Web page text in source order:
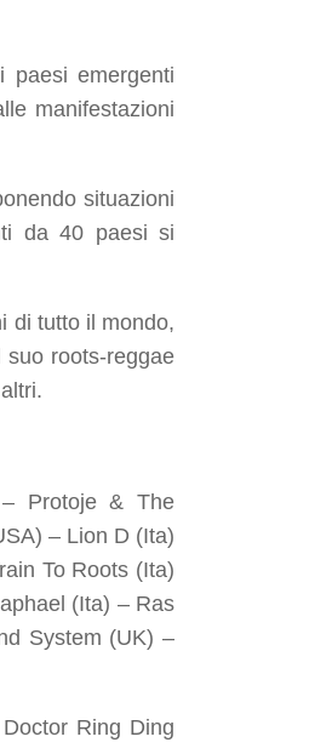
paesi emergenti
manifestazioni
situazioni
da 40 paesi si
di tutto il mondo,
roots-reggae
Protoje & The
– Lion D (Ita)
To Roots (Ita)
(Ita) – Ras
System (UK) –
Ring Ding